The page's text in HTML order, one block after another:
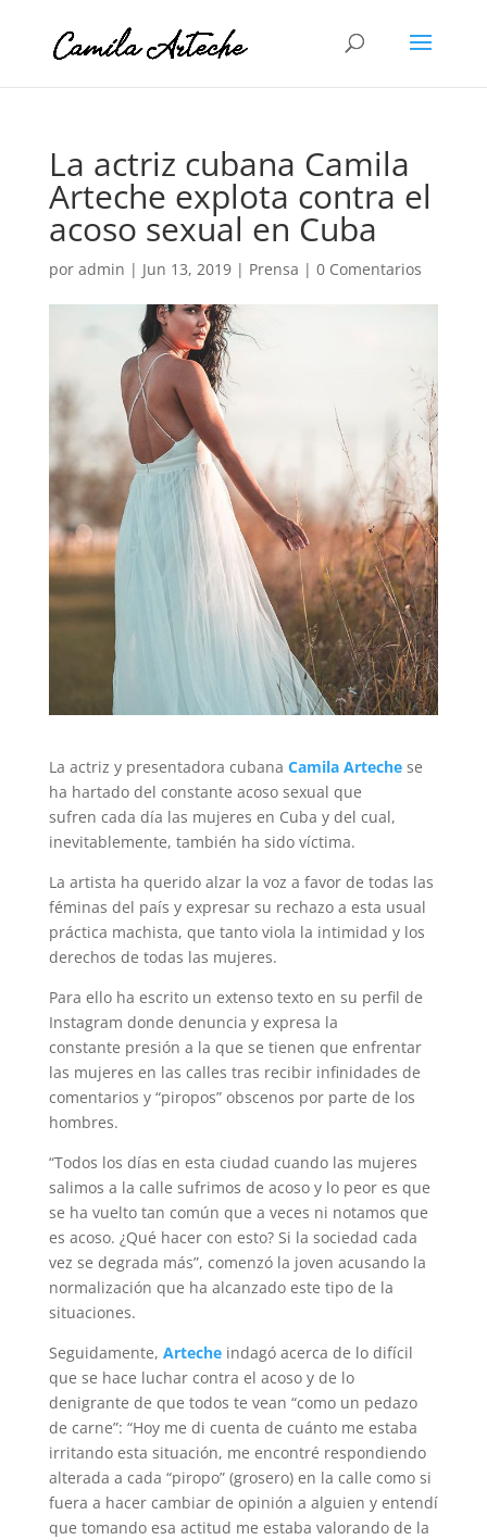
La actriz cubana Camila
Arteche explota contra el
acoso sexual en Cuba
por admin | Jun 13, 2019| Prensa | 0 Comentarios
La actriz y presentadora cubana Camila Artechese
ha hartado del constante acoso sexual que
sufren cada día las mujeres en Cuba y del cual,
inevitablemente, también ha sido víctima.
La artista ha querido alzar la voz a favor de todas las
féminas del país y expresar su rechazo a esta usual
práctica machista, que tanto viola la intimidad y los
derechos de todas las mujeres.
Para ello ha escrito un extenso texto en su perfil de
Instagram donde denuncia y expresa la
constante presión a la que se tienen que enfrentar
las mujeres en las calles tras recibir infinidades de
comentarios y “piropos” obscenos por parte de los
hombres.
“Todos los días en esta ciudad cuando las mujeres
salimos a la calle sufrimos de acoso y lo peor es que
se ha vuelto tan común que a veces ni notamos que
es acoso. ¿Qué hacer con esto? Si la sociedad cada
vez se degrada más”, comenzó la joven acusando la
normalización que ha alcanzado este tipo de la
situaciones.
Seguidamente, Artecheindagó acerca de lo difícil
que se hace luchar contra el acoso y de lo
denigrante de que todos te vean “como un pedazo
de carne”: “Hoy me di cuenta de cuánto me estaba
irritando esta situación, me encontré respondiendo
alterada a cada “piropo” (grosero) en la calle como si
fuera a hacer cambiar de opinión a alguien y entendí
que tomando esa actitud me estaba valorando de la